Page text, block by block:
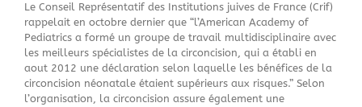
Le Conseil Représentatif des Institutions juives de France (Crif)
rappelait en octobre dernier que “l’American Academy of
Pediatrics a formé un groupe de travail multidisciplinaire avec
les meilleurs spécialistes de la circoncision, qui a établi en
aout 2012 une déclaration selon laquelle les bénéfices de la
circoncision néonatale étaient supérieurs aux risques.” Selon
l’organisation, la circoncision assure également une